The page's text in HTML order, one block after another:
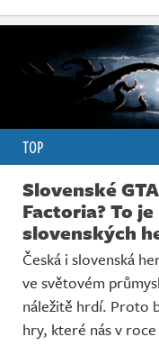
TOP
Slovenské
Factoria? To
slovenských
Česká i slovenská
ve světovém
náležitě hrdí. Proto
hry, které nás v